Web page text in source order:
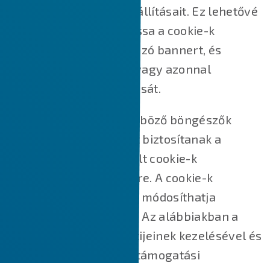
módosíthatja cookie-beállításait. Ez lehetővé
teszi, hogy újra megnyissa a cookie-k
hozzájárulását tartalmazó bannert, és
módosítsa beállításait, vagy azonnal
visszavonja hozzájárulását.
Ezen túlmenően a különböző böngészők
különböző módszereket biztosítanak a
webhelyek által használt cookie-k
blokkolására és törlésére. A cookie-k
letiltásához/törléséhez módosíthatja
böngészője beállításait. Az alábbiakban a
főbb webböngészők sütijeinek kezelésével és
törlésével kapcsolatos támogatási